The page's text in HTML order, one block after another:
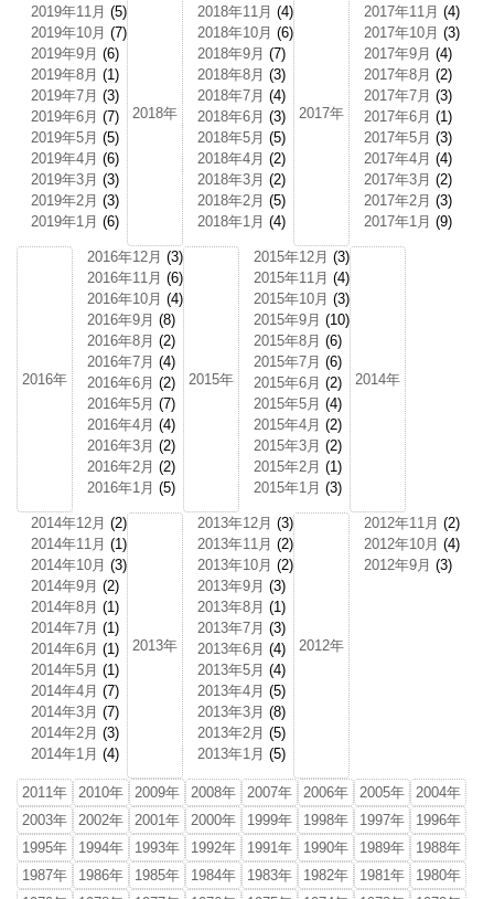
2019年11月 (5)
2019年10月 (7)
2019年9月 (6)
2019年8月 (1)
2019年7月 (3)
2019年6月 (7)
2019年5月 (5)
2019年4月 (6)
2019年3月 (3)
2019年2月 (3)
2019年1月 (6)
2018年
2018年11月 (4)
2018年10月 (6)
2018年9月 (7)
2018年8月 (3)
2018年7月 (4)
2018年6月 (3)
2018年5月 (5)
2018年4月 (2)
2018年3月 (2)
2018年2月 (5)
2018年1月 (4)
2017年
2017年11月 (4)
2017年10月 (3)
2017年9月 (4)
2017年8月 (2)
2017年7月 (3)
2017年6月 (1)
2017年5月 (3)
2017年4月 (4)
2017年3月 (2)
2017年2月 (3)
2017年1月 (9)
2016年
2016年12月 (3)
2016年11月 (6)
2016年10月 (4)
2016年9月 (8)
2016年8月 (2)
2016年7月 (4)
2016年6月 (2)
2016年5月 (7)
2016年4月 (4)
2016年3月 (2)
2016年2月 (2)
2016年1月 (5)
2015年
2015年12月 (3)
2015年11月 (4)
2015年10月 (3)
2015年9月 (10)
2015年8月 (6)
2015年7月 (6)
2015年6月 (2)
2015年5月 (4)
2015年4月 (2)
2015年3月 (2)
2015年2月 (1)
2015年1月 (3)
2014年
2014年12月 (2)
2014年11月 (1)
2014年10月 (3)
2014年9月 (2)
2014年8月 (1)
2014年7月 (1)
2014年6月 (1)
2014年5月 (1)
2014年4月 (7)
2014年3月 (7)
2014年2月 (3)
2014年1月 (4)
2013年
2013年12月 (3)
2013年11月 (2)
2013年10月 (2)
2013年9月 (3)
2013年8月 (1)
2013年7月 (3)
2013年6月 (4)
2013年5月 (4)
2013年4月 (5)
2013年3月 (8)
2013年2月 (5)
2013年1月 (5)
2012年
2012年11月 (2)
2012年10月 (4)
2012年9月 (3)
2011年 2010年 2009年 2008年 2007年 2006年 2005年
2004年
2003年
2002年 2001年 2000年 1999年 1998年 1997年
1996年
1995年
1994年 1993年 1992年 1991年 1990年 1989年
1988年
1987年
1986年 1985年 1984年 1983年 1982年 1981年
1980年